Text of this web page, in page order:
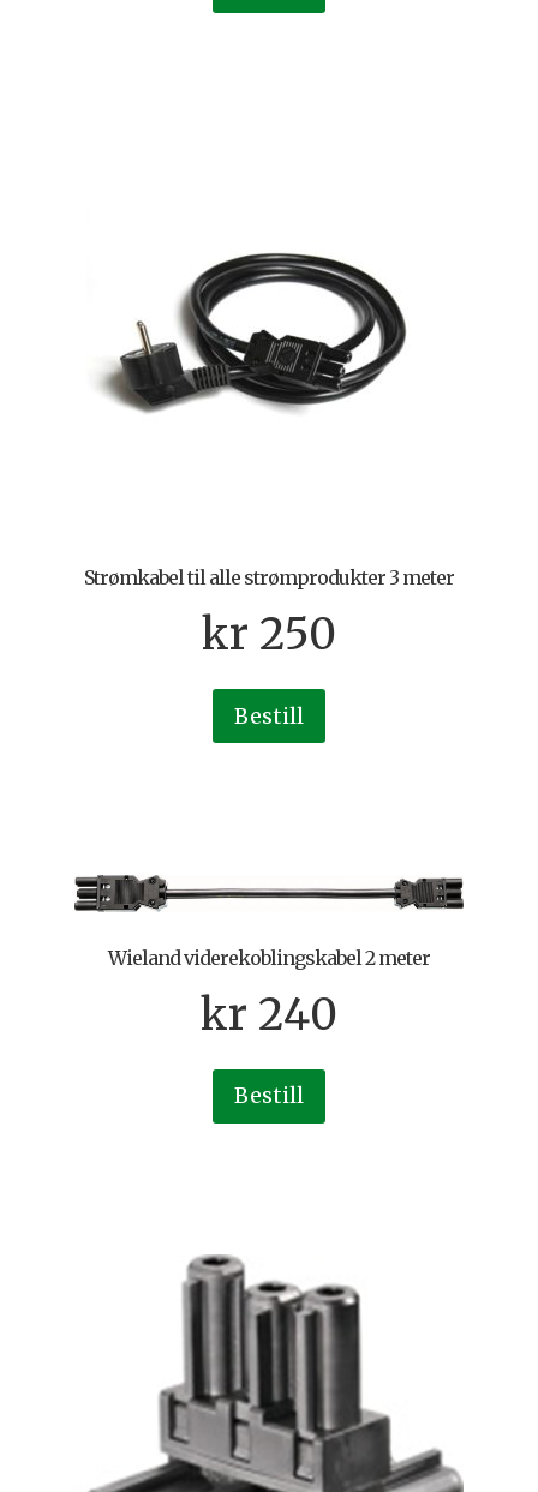
Strømkabel til alle strømprodukter 3 meter
kr 250
Bestill
Wieland viderekoblingskabel 2 meter
kr 240
Bestill